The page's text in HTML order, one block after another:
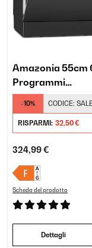
Amazonia 55cm
Programmi
Lavastoviglie da
Grigio Scuro
-10% CODICE:
RISPARMI: 32,50 €
324,99 €
Scheda del prodotto
Dettagli